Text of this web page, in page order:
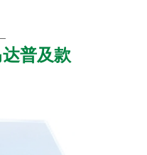
普及款